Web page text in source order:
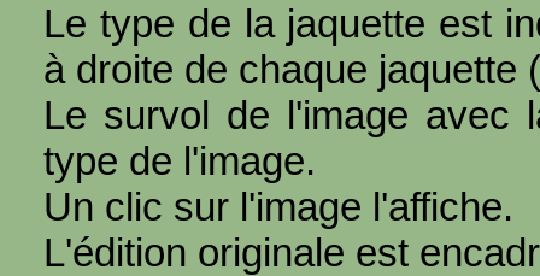
Le type de la jaquette est
à droite de chaque jaquette (
Le survol de l'image avec
type de l'image.
Un clic sur l'image l'affiche.
L'édition originale est